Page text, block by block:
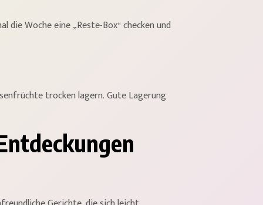
die Woche eine „Reste-Box“ checken und
trocken lagern. Gute Lagerung